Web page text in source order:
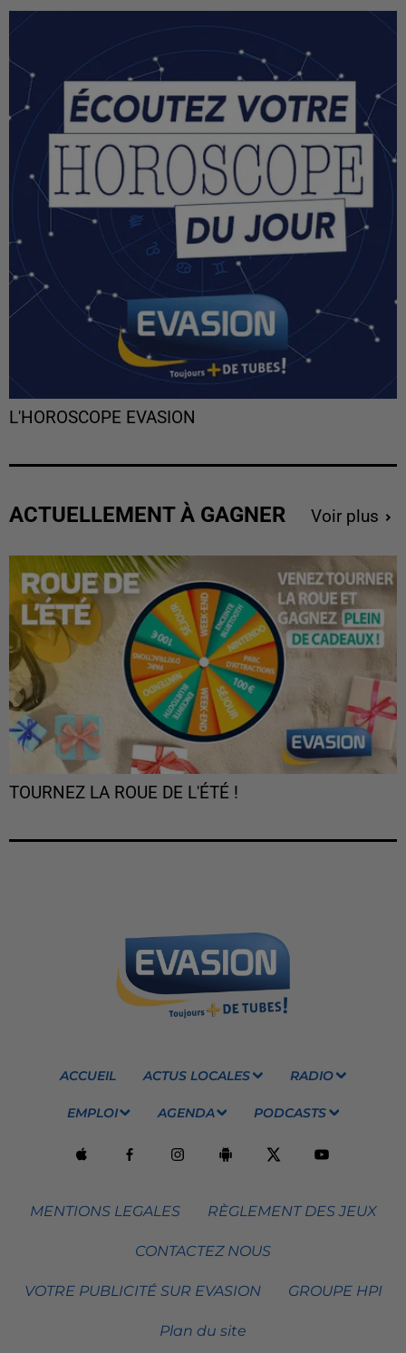
L'HOROSCOPE EVASION
ACTUELLEMENT À GAGNER Voir plus
TOURNEZ LA ROUE DE L'ÉTÉ !
ACCUEIL ACTUS LOCALES RADIO
EMPLOI AGENDA PODCASTS
MENTIONS LEGALES RÈGLEMENT DES JEUX
CONTACTEZ NOUS
VOTRE PUBLICITÉ SUR EVASION GROUPE HPI
Plan du site